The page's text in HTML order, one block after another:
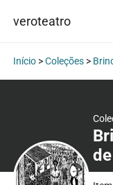
veroteatro
Início>Coleções>